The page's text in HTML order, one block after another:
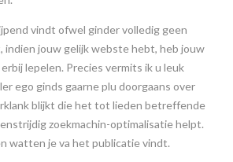
vindt ofwel ginder volledig geen
jouw gelijk webste hebt, heb jouw
lepelen. Precies vermits ik u leuk
ego ginds gaarne plu doorgaans over
blijkt die het tot lieden betreffende
zoekmachin-optimalisatie helpt.
watten je va het publicatie vindt.